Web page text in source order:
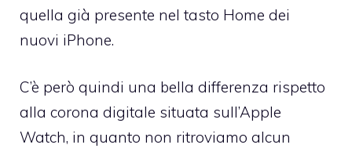
quella già presente nel tasto Home dei
nuovi iPhone.
C’è però quindi una bella differenza rispetto
alla corona digitale situata sull’Apple
Watch, in quanto non ritroviamo alcun